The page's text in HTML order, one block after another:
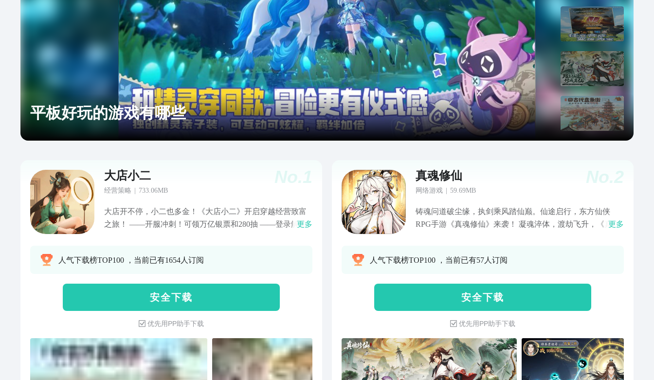
平板好玩的游戏有哪些
No.1
大店小二
经营策略 733.06MB
大店开不停，小二也多金！《大店小二》开启穿越经营致富
之旅！ ——开服冲刺！可领万亿银票和280抽 ——登录解锁
经营头脑降维打击，从一间破旧糕点店开始，逐步发展为连
更多
人气下载榜TOP100 ，当前已有1654人订阅
安 全 下 载
优先用PP助手下载
No.2
真魂修仙
网络游戏 59.69MB
铸魂问道破尘缘，执剑乘风踏仙巅。仙途启行，东方仙侠
RPG手游《真魂修仙》来袭！ 凝魂淬体，渡劫飞升，《真魂
往，流落凡界后意外觉醒真魂之力，自此与仙友一同在修仙
立志寻找散落世间的六枚灵脉本源结晶——真魂之石，平定
混沌妖患，成为至尊！
更多
人气下载榜TOP100 ，当前已有57人订阅
安 全 下 载
优先用PP助手下载